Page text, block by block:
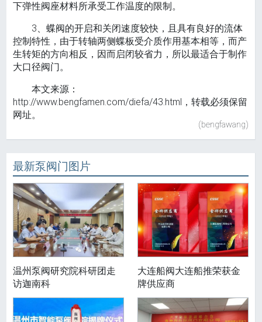
下弹性阀座材料所承受工作温度的限制。
3、蝶阀的开启和关闭速度较快，且具有良好的流体
控制特性，由于转轴两侧蝶板受介质作用基本相等，而产
生转矩的方向相反，因而启闭较省力，所以最适合于制作
大口径阀门。
本文来源：
http://www.bengfamen.com/diefa/43.html，转载必须保留
网址。
(bengfawang)
最新泵阀门图片
温州泵阀研究院科研团走
访迦南科
大连船阀大连船推荣获金
牌供应商